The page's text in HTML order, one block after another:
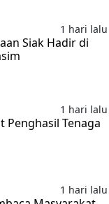
1 hari lalu
Siak Hadir di
1 hari lalu
Penghasil Tenaga
1 hari lalu